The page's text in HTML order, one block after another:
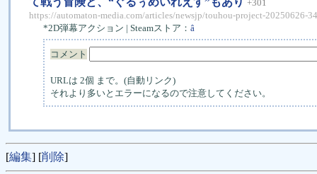
+301
https://automaton-media.com/articles/newsjp/touhou-project-20250626-
*2D弾幕アクション | Steamストア： â
コメント
URLは 2個 まで。(自動リンク)
それより多いとエラーになるので注意してください。
[編集] [削除]